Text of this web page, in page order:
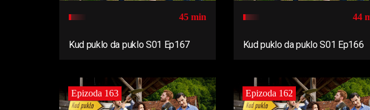
45 min
Kud puklo da puklo S01 Ep167
44
Kud puklo da puklo S01 Ep166
Epizoda 163 Epizoda 162